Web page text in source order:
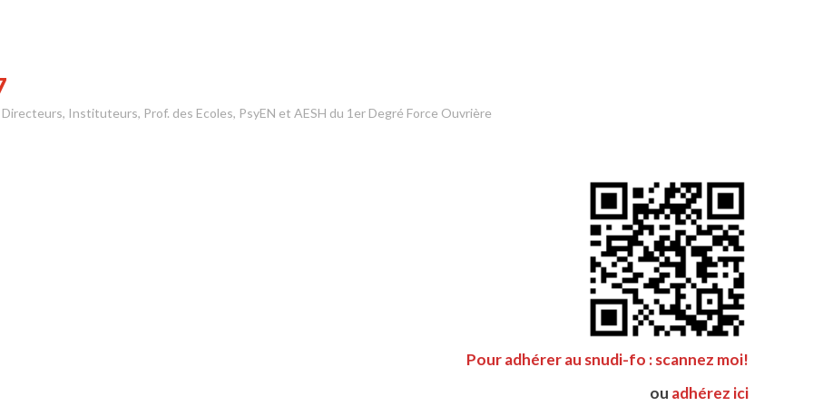
Instituteurs, Prof. des Ecoles, PsyEN et AESH du 1er Degré Force Ouvrière
Pour adhérer au snudi-fo : scannez moi!
ou adhérez ici